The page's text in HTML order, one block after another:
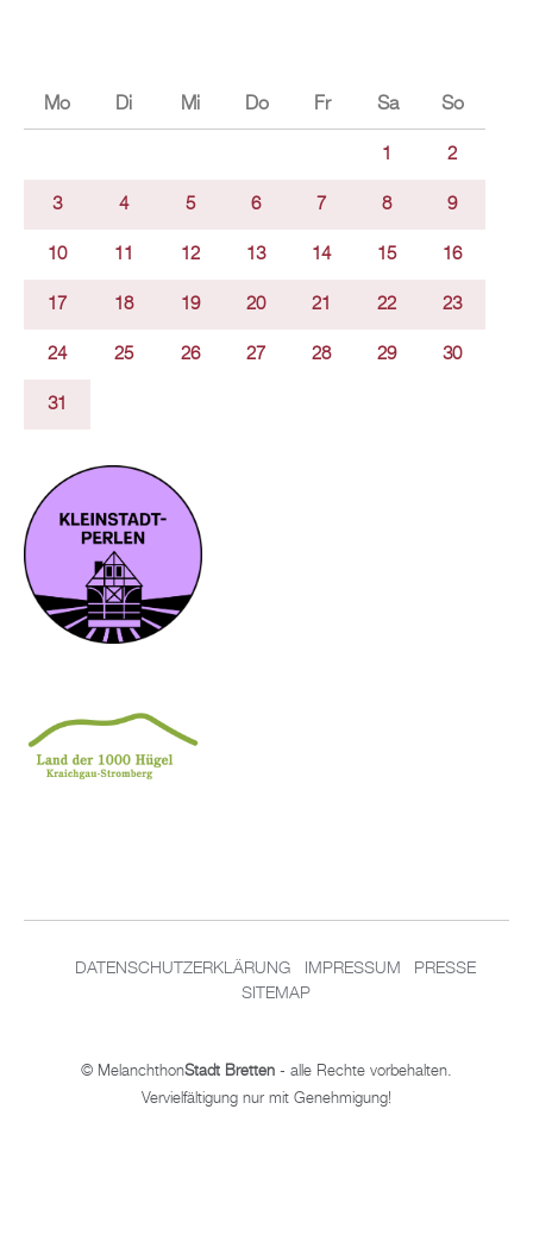
Mo Di Mi Do Fr Sa So
1 2
3 4 5 6 7 8 9
10 11 12 13 14 15 16
17 18 19 20 21 22 23
24 25 26 27 28 29 30
31
DATENSCHUTZERKLÄRUNG IMPRESSUM
PRESSE
SITEMAP
© MelanchthonStadt Bretten - alle Rechte vorbehalten.
Vervielfältigung nur mit Genehmigung!